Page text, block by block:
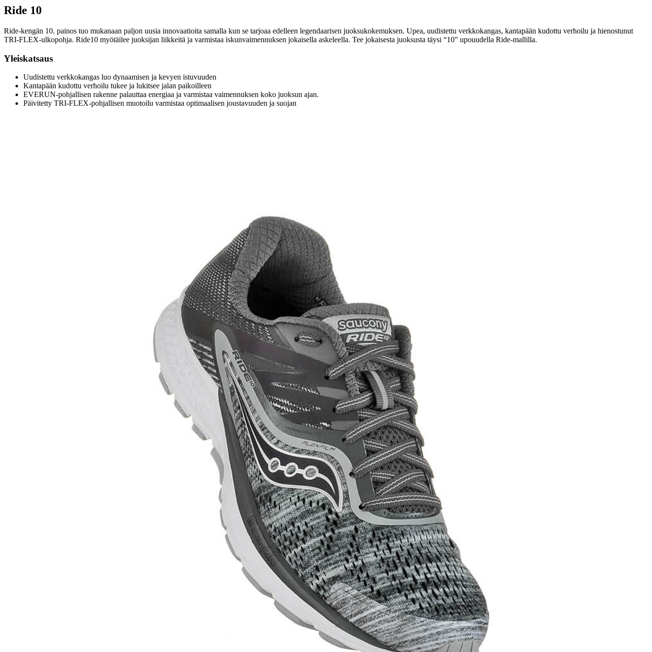
Ride 10
Ride-kengän 10. painos tuo mukanaan paljon uusia innovaatioita samalla kun se tarjoaa edelleen legendaarisen juoksukokemuksen. Upea, uudistettu verkkokangas, kantapään kudottu verhoilu ja hienostunut
TRI-FLEX-ulkopohja. Ride10 myötäilee juoksijan liikkeitä ja varmistaa iskunvaimennuksen jokaisella askeleella. Tee jokaisesta juoksusta täysi “10” upouudella Ride-mallilla.
Yleiskatsaus
Uudistettu verkkokangas luo dynaamisen ja kevyen istuvuuden
Kantapään kudottu verhoilu tukee ja lukitsee jalan paikoilleen
EVERUN-pohjallisen rakenne palauttaa energiaa ja varmistaa vaimennuksen koko juoksun ajan.
Päivitetty TRI-FLEX-pohjallisen muotoilu varmistaa optimaalisen joustavuuden ja suojan